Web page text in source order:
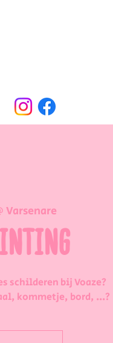
Varsenare
schilderen bij Voaze?
kommetje, bord, ...?